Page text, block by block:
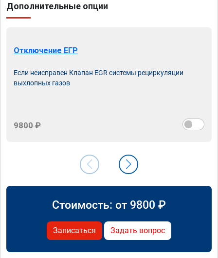
Дополнительные опции
Отключение ЕГР
Если неисправен Клапан EGR системы рециркуляции
выхлопных газов
9800 ₽
Стоимость: от 9800 ₽
Записаться Задать вопрос